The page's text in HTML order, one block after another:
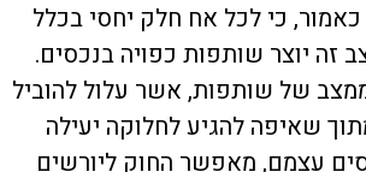
כי לכל אח חלק יחסי בכלל
זה יוצר שותפות כפויה בנכסים.
של שותפות, אשר עלול להוביל
שאיפה להגיע לחלוקה יעילה
עצמם, מאפשר החוק ליורשים